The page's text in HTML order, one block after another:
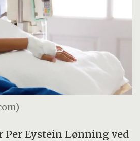
Per Eystein Lønning ved